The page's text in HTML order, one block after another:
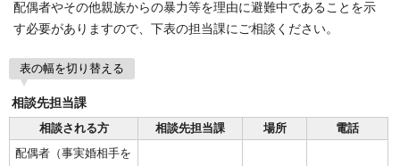
配偶者やその他親族からの暴力等を理由に避難中であることを示
す必要がありますので、下表の担当課にご相談ください。
表の幅を切り替える
相談先担当課
相談される方
相談先担当課 場所
電話
配偶者（事実婚相手を